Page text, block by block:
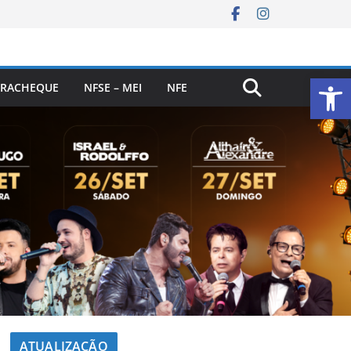
NFSE – MEI NFE
ATUALIZAÇÃO